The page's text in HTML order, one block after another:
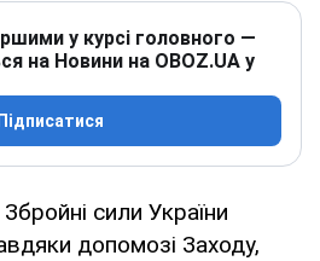
у курсі головного —
на Новини на OBOZ.UA у
Підписатися
сили України
допомозі Заходу,